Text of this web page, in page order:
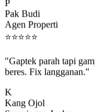
Pak Budi
Agen Properti
⭐⭐⭐⭐ ⭐
beres. Fix langganan."
Kang Ojol
Sampingan Jualan